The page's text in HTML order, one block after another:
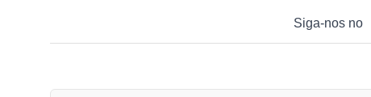
Siga-nos no